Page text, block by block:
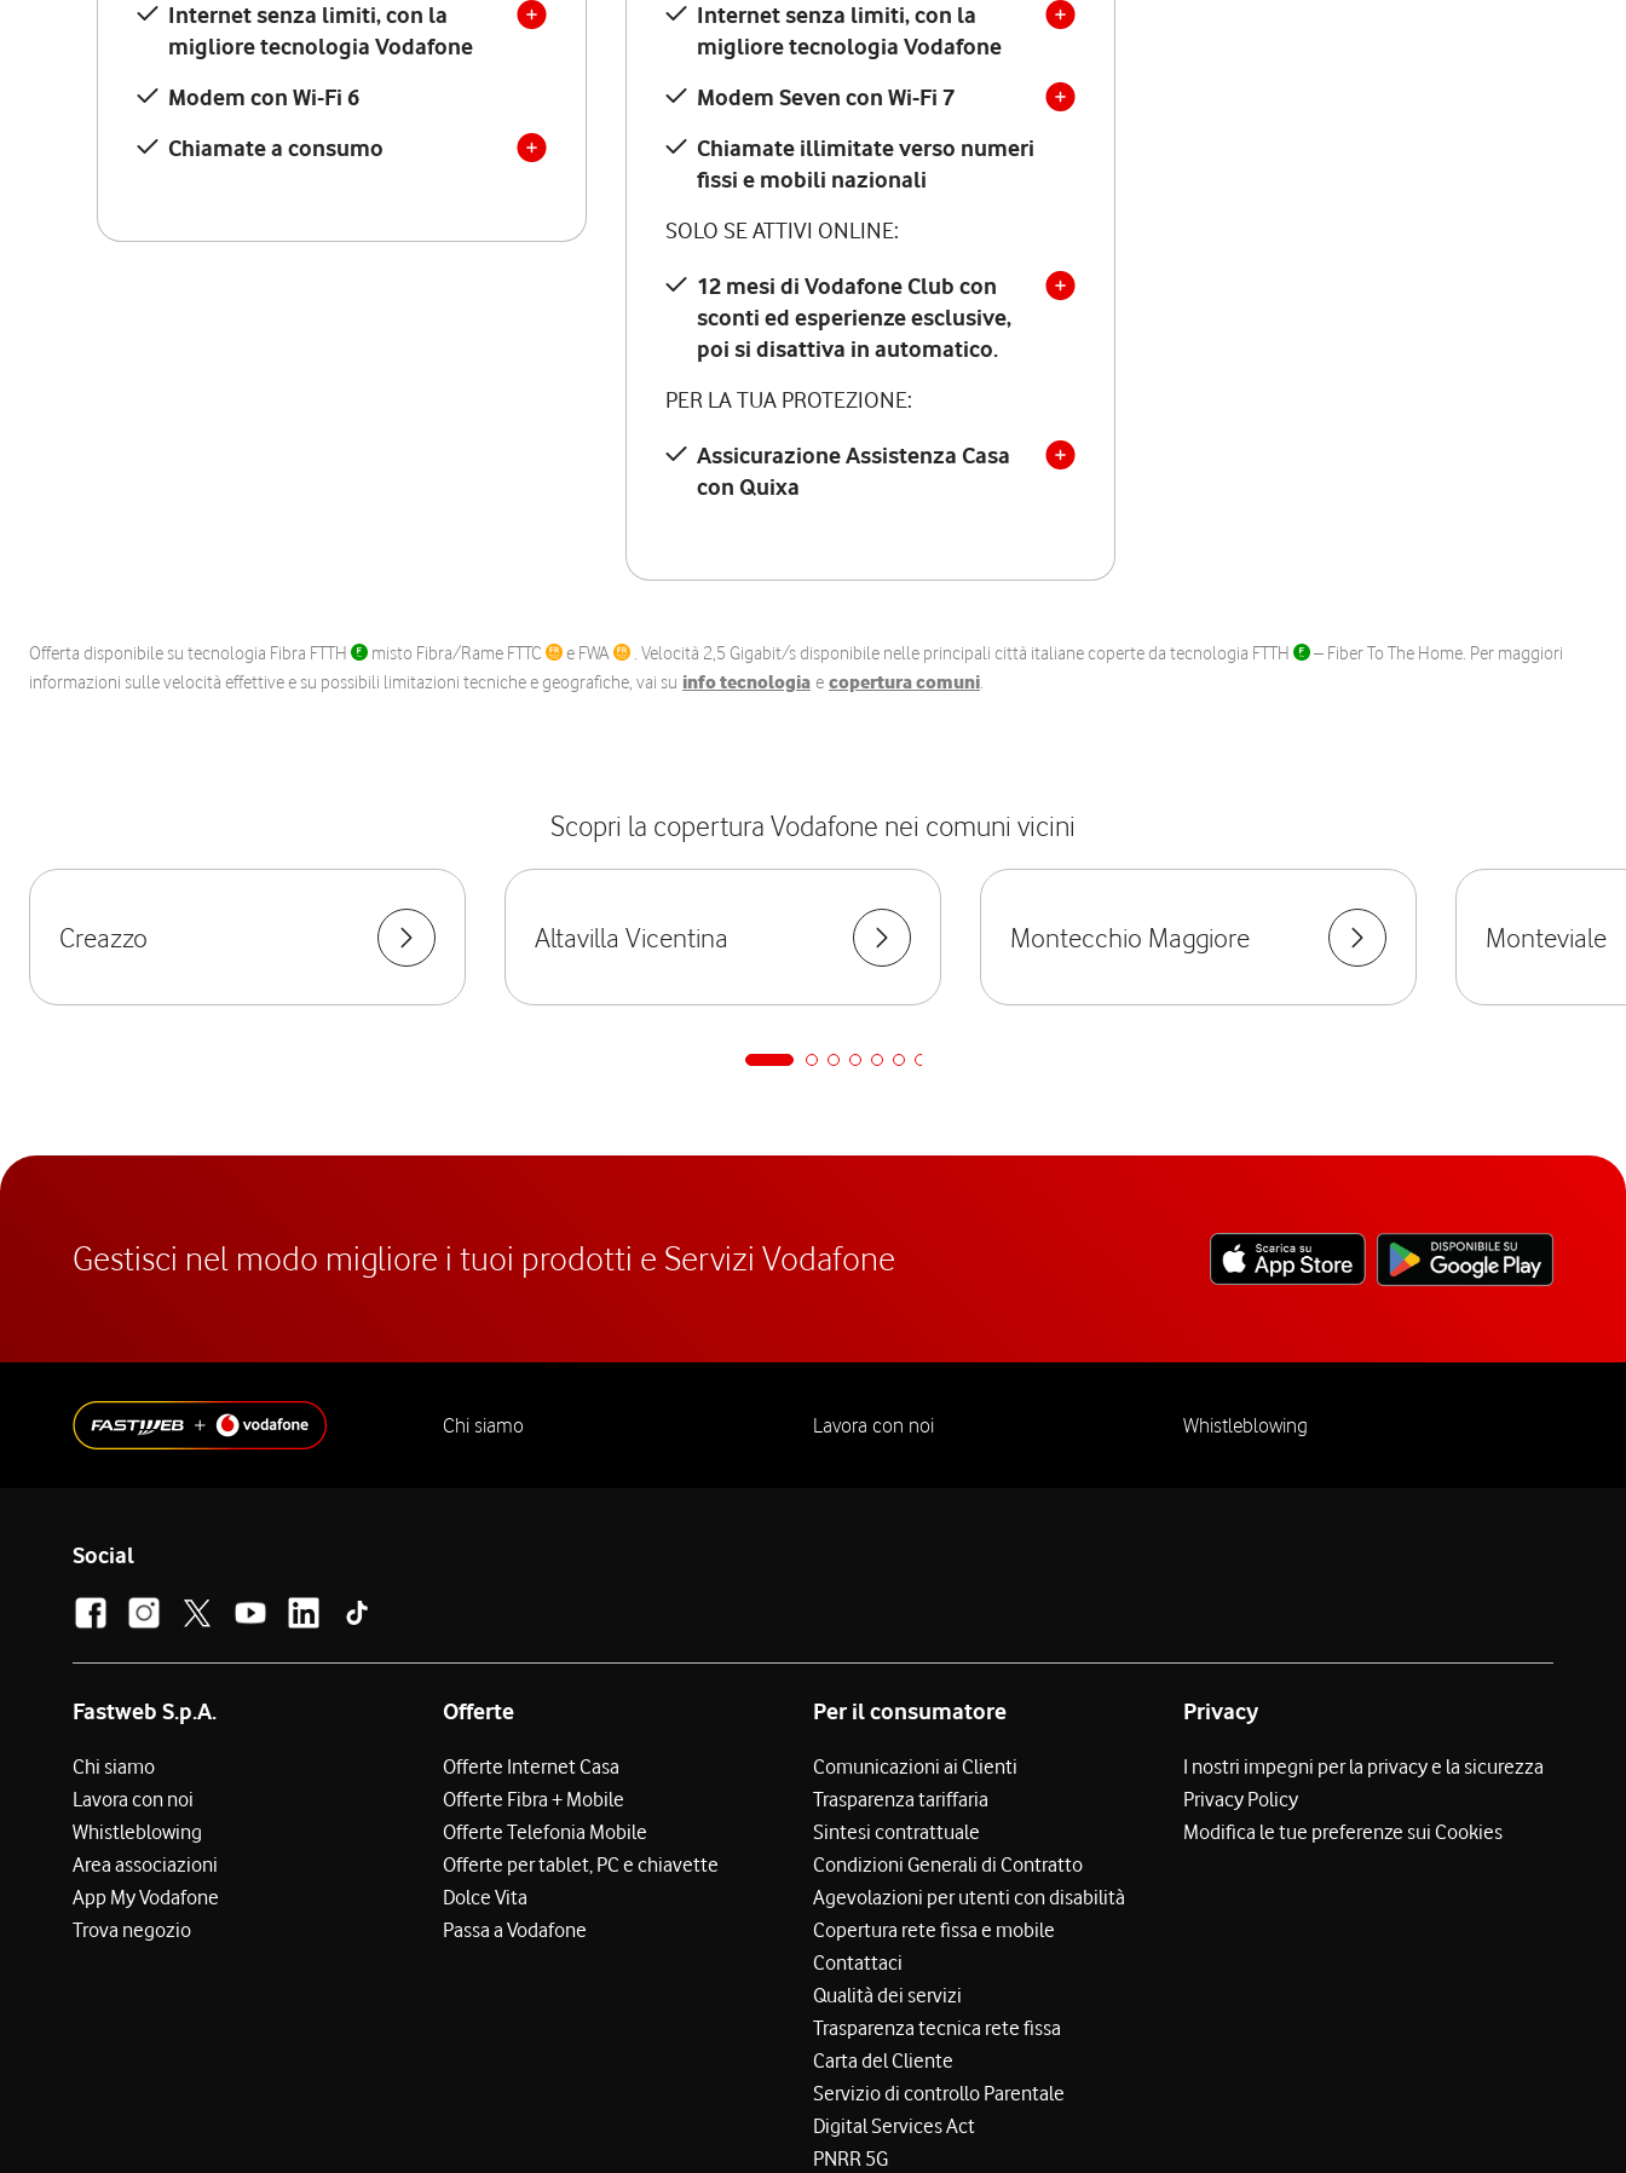
Internet senza limiti, con la
migliore tecnologia Vodafone
Modem con Wi-Fi 6
Chiamate a consumo
Internet senza limiti, con la
migliore tecnologia Vodafone
Modem Seven con Wi-Fi 7
Chiamate illimitate verso numeri
fissi e mobili nazionali
SOLO SE ATTIVI ONLINE:
12 mesi di Vodafone Club con
sconti ed esperienze esclusive,
poi si disattiva in automatico.
PER LA TUA PROTEZIONE:
Assicurazione Assistenza Casa
con Quixa
Offerta disponibile su tecnologia Fibra FTTH misto Fibra/Rame FTTC e FWA . Velocità 2,5 Gigabit/s disponibile nelle principali città italiane coperte da tecnologia FTTH
– Fiber To The Home. Per maggiori
informazioni sulle velocità effettive e su possibili limitazioni tecniche e geografiche, vai su info tecnologia e copertura comuni.
Scopri la copertura Vodafone nei comuni vicini
Creazzo Altavilla Vicentina Montecchio Maggiore Monteviale
Gestisci nel modo migliore i tuoi prodotti e Servizi Vodafone
Chi siamo Lavora con noi Whistleblowing
Social
Fastweb S.p.A.
Chi siamo
Lavora con noi
Whistleblowing
Area associazioni
App My Vodafone
Trova negozio
Offerte
Offerte Internet Casa
Offerte Fibra + Mobile
Offerte Telefonia Mobile
Offerte per tablet, PC e chiavette
Dolce Vita
Passa a Vodafone
Per il consumatore
Comunicazioni ai Clienti
Trasparenza tariffaria
Sintesi contrattuale
Condizioni Generali di Contratto
Agevolazioni per utenti con disabilità
Copertura rete fissa e mobile
Contattaci
Qualità dei servizi
Trasparenza tecnica rete fissa
Carta del Cliente
Servizio di controllo Parentale
Digital Services Act
PNRR 5G
Privacy
I nostri impegni per la privacy e la sicurezza
Privacy Policy
Modifica le tue preferenze sui Cookies